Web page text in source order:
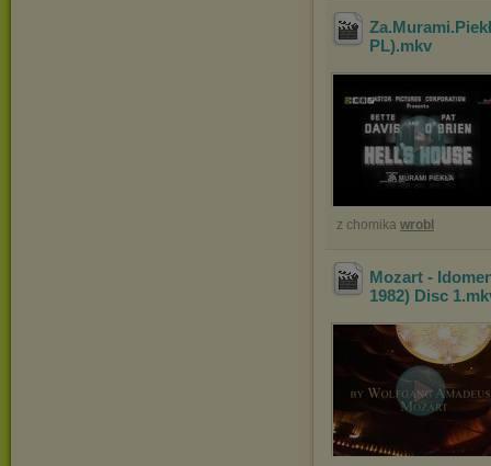
PL).mkv
z chomika wrobl
Mozart -
1982) Disc 1